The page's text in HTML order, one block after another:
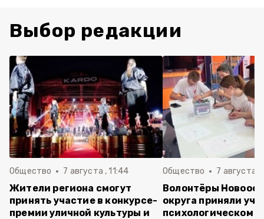
Выбор редакции
Общество 7 августа , 11:44
Жители региона смогут
принять участие в конкурсе-
премии уличной культуры и
Общество 7 августа ,
Волонтёры
округа приняли
психологическом